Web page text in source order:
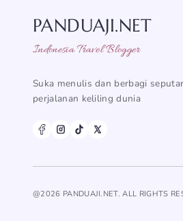
PANDUAJI.NET
Indonesia Travel Blogger
Suka menulis dan berbagi seputar
perjalanan keliling dunia
@2026 PANDUAJI.NET. ALL RIGHTS